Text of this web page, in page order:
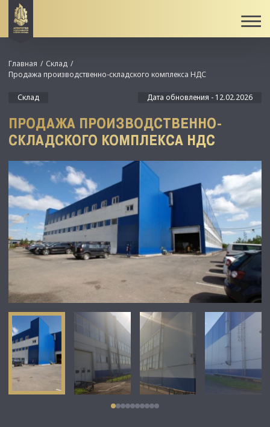
Главная
Склад
Продажа производственно-складского комплекса НДС
Склад Дата обновления - 12.02.2026
ПРОДАЖА ПРОИЗВОДСТВЕННО-
СКЛАДСКОГО КОМПЛЕКСА НДС